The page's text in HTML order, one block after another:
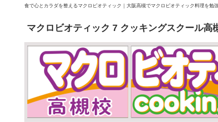
食で心とカラダを整えるマクロビオティック｜大阪高槻でマクロビオティック料理を
マクロビオティック 7 クッキングスクール高